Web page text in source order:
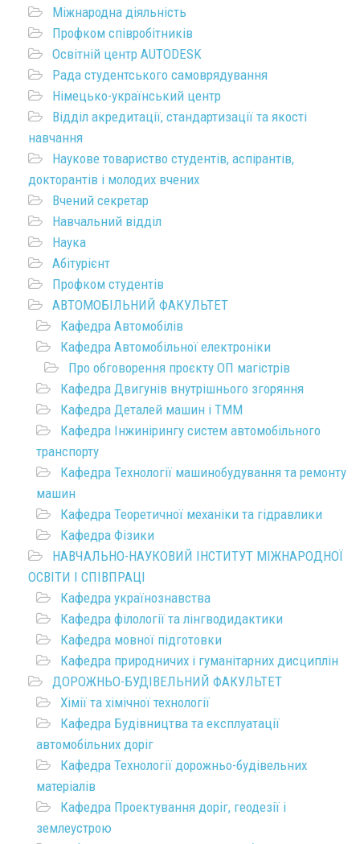
Міжнародна діяльність
Профком співробітників
Освітній центр AUTODESK
Рада студентського самоврядування
Німецько-український центр
Відділ акредитації, стандартизації та якості
навчання
Наукове товариство студентів, аспірантів,
докторантів і молодих вчених
Вчений секретар
Навчальний відділ
Наука
Абітурієнт
Профком студентів
АВТОМОБІЛЬНИЙ ФАКУЛЬТЕТ
Кафедра Автомобілів
Кафедра Автомобільної електроніки
Про обговорення проєкту ОП магістрів
Кафедра Двигунів внутрішнього згоряння
Кафедра Деталей машин і ТММ
Кафедра Інжинірингу систем автомобільного
транспорту
Кафедра Технології машинобудування та ремонту
машин
Кафедра Теоретичної механіки та гідравлики
Кафедра Фізики
НАВЧАЛЬНО-НАУКОВИЙ ІНСТИТУТ МІЖНАРОДНОЇ
ОСВІТИ І СПІВПРАЦІ
Кафедра українознавства
Кафедра філології та лінгводидактики
Кафедра мовної підготовки
Кафедра природничих і гуманітарних дисциплін
ДОРОЖНЬО-БУДІВЕЛЬНИЙ ФАКУЛЬТЕТ
Хімії та хімічної технології
Кафедра Будівництва та експлуатації
автомобільних доріг
Кафедра Технології дорожньо-будівельних
матеріалів
Кафедра Проектування доріг, геодезії і
землеустрою